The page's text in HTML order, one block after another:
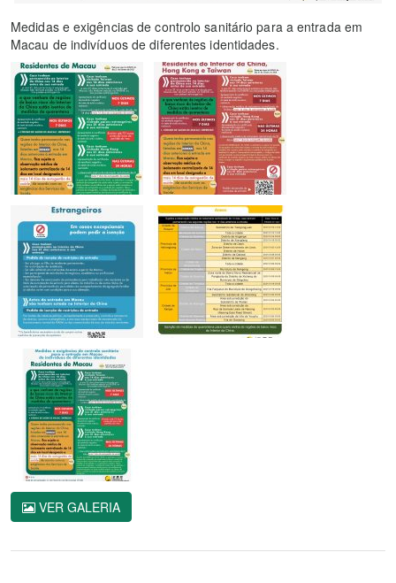
Medidas e exigências de controlo sanitário para a entrada em
Macau de indivíduos de diferentes identidades.
VER GALERIA